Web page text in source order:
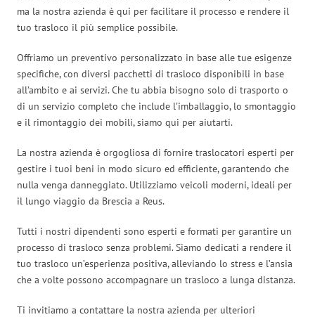
ma la nostra azienda è qui per facilitare il processo e rendere il
tuo trasloco il più semplice possibile.
Offriamo un preventivo personalizzato in base alle tue esigenze
specifiche, con diversi pacchetti di trasloco disponibili in base
all’ambito e ai servizi. Che tu abbia bisogno solo di trasporto o
di un servizio completo che include l’imballaggio, lo smontaggio
e il rimontaggio dei mobili, siamo qui per aiutarti.
La nostra azienda è orgogliosa di fornire traslocatori esperti per
gestire i tuoi beni in modo sicuro ed efficiente, garantendo che
nulla venga danneggiato. Utilizziamo veicoli moderni, ideali per
il lungo viaggio da Brescia a Reus.
Tutti i nostri dipendenti sono esperti e formati per garantire un
processo di trasloco senza problemi. Siamo dedicati a rendere il
tuo trasloco un’esperienza positiva, alleviando lo stress e l’ansia
che a volte possono accompagnare un trasloco a lunga distanza.
Ti invitiamo a contattare la nostra azienda per ulteriori